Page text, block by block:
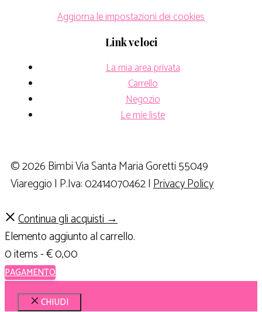
Aggiorna le impostazioni dei cookies
Link veloci
La mia area privata
Carrello
Negozio
Le mie liste
© 2026 Bimbi Via Santa Maria Goretti 55049
Viareggio | P.Iva: 02414070462 |Privacy Policy
Continua gli acquisti →
Elemento aggiunto al carrello.
0 items -€0,00
PAGAMENTO
CHIUDI